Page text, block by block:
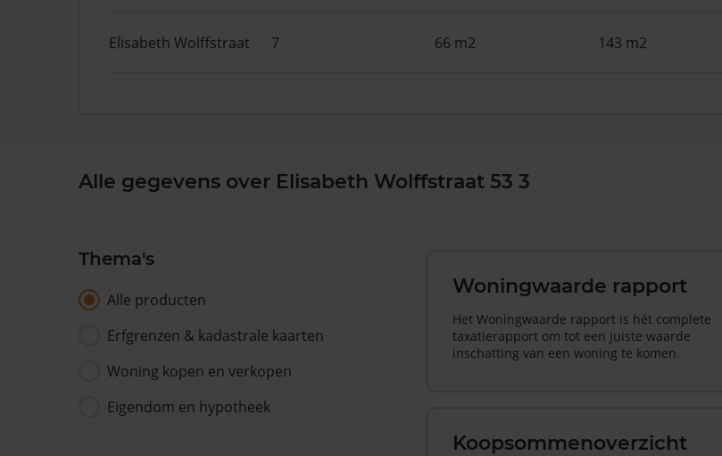
Elisabeth Wolffstraat 7 66 m2 143 m2
Alle gegevens over Elisabeth Wolffstraat 53 3
Thema's
Alle producten
Erfgrenzen & kadastrale kaarten
Woning kopen en verkopen
Eigendom en hypotheek
Woningwaarde rapport
Het Woningwaarde rapport is hét complete
taxatierapport om tot een juiste waarde
inschatting van een woning te komen.
Koopsommenoverzicht